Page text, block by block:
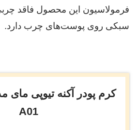
فرمولاسیون این محصول فاقد
سبکی روی پوست‌های چرب دارد.
A01